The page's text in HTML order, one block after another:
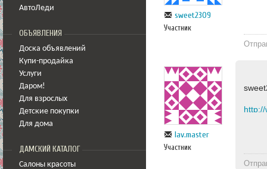
АвтоЛеди
ОБЪЯВЛЕНИЯ
Доска объявлений
Купи-продайка
Услуги
Даром!
Для взрослых
Детские покупки
Для дома
ДАМСКИЙ КАТАЛОГ
Салоны красоты
sweet2309
Участник
lav.master
Участник